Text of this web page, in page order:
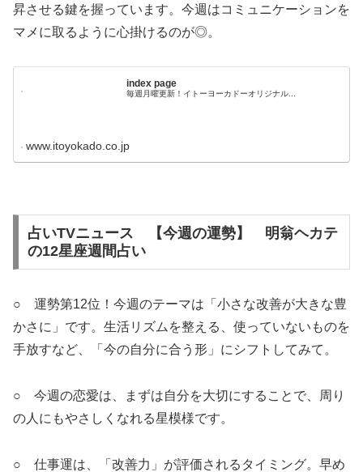
昇させる鍵を握っています。今週はコミュニケーションを
マメに取るように心掛けるのが◎。
index page
毎週月曜更新！イトーヨーカドーオリジナル...
www.itoyokado.co.jp
占いTVニュース 【今週の運勢】 明翁ヘカテ
の12星座週間占い
○ 運勢第12位！今週のテーマは「小さな改善が大きな豊
かさに」です。生活リズムを整える、使っていないものを
手放すなど、「今の自分に合う形」にシフトしてみて。
○ 今週の恋愛は、まずは自分を大切にすることで、周り
の人にもやさしくなれる星模様です。
○ 仕事運は、「改善力」が評価されるタイミング。早め